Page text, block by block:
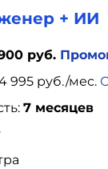
+ ИИ
руб.
7 месяцев
995 руб./мес.